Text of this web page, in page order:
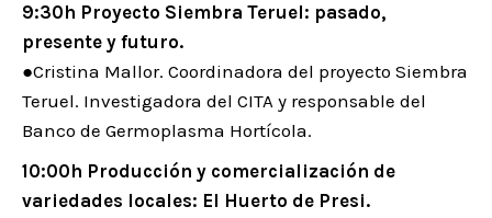
9:30h Proyecto Siembra Teruel: pasado,
presente y futuro.
●Cristina Mallor. Coordinadora del proyecto Siembra
Teruel. Investigadora del CITA y responsable del
Banco de Germoplasma Hortícola.
10:00h Producción y comercialización de
variedades locales: El Huerto de Presi.